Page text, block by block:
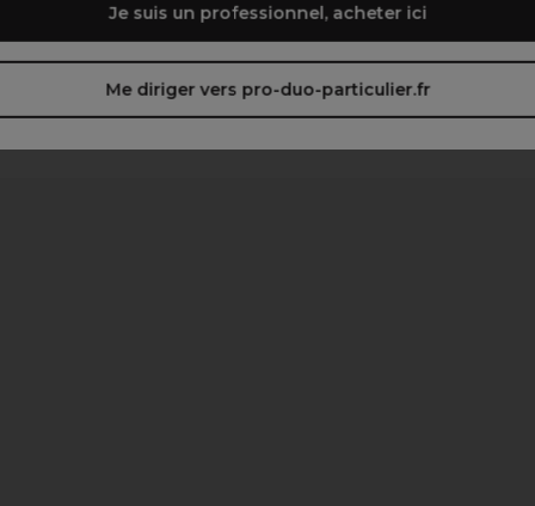
Je suis un professionnel, acheter ici
Me diriger vers pro-duo-particulier.fr